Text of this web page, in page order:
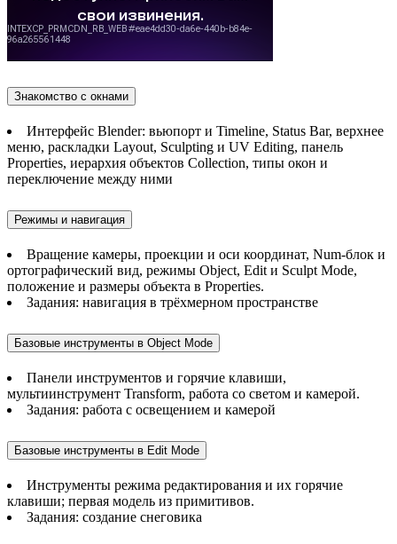
Знакомство с окнами
Интерфейс Blender: вьюпорт и Timeline, Status Bar, верхнее
меню, раскладки Layout, Sculpting и UV Editing, панель
Properties, иерархия объектов Collection, типы окон и
переключение между ними
Режимы и навигация
Вращение камеры, проекции и оси координат, Num-блок и
ортографический вид, режимы Object, Edit и Sculpt Mode,
положение и размеры объекта в Properties.
Задания: навигация в трёхмерном пространстве
Базовые инструменты в Object Mode
Панели инструментов и горячие клавиши,
мультиинструмент Transform, работа со светом и камерой.
Задания: работа с освещением и камерой
Базовые инструменты в Edit Mode
Инструменты режима редактирования и их горячие
клавиши; первая модель из примитивов.
Задания: создание снеговика